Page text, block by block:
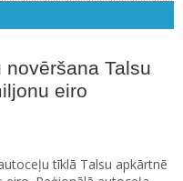
Talsu
eiro
tīklā Talsu apkārtnē